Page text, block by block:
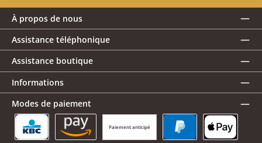
À propos de nous
Assistance téléphonique
Assistance boutique
Informations
Modes de paiement
Paiement anticipé